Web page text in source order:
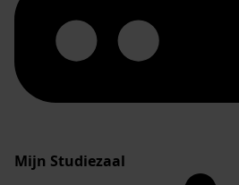
Mijn Studiezaal